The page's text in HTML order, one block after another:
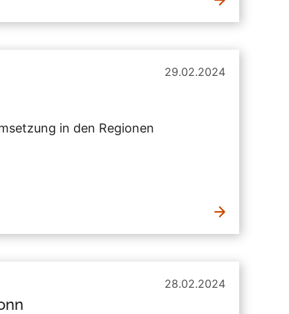
29.02.2024
in den Regionen
28.02.2024